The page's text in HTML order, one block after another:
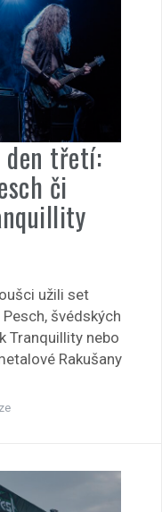
třetí:
či
užili set
švédských
Tranquillity nebo
Rakušany